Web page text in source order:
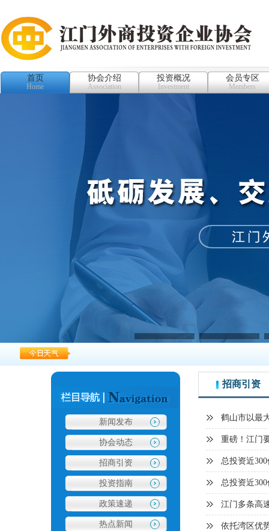
首页
Home
协会介绍
Association
投资概况
Investment
会员专区
Members
新闻发布
协会动态
招商引资
投资指南
政策速递
热点新闻
招商引资
鹤山市以最
重磅！江门
总投资近
总投资近
江门多条高
依托湾区优